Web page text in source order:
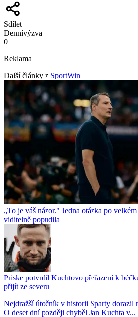
Sdílet
Dennívýzva
0
Reklama
Další články z SportWin
„To je váš názor." Jedna otázka po
viditelně popudila
Priske potvrdil Kuchtovo přeřazení k
přijít ze severu
Nejdražší útočník v historii Sparty dorazil
O deset dní později chyběl Jan Kuchta v...